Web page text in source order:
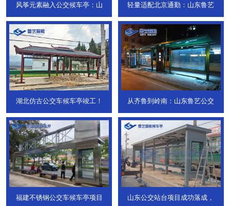
风筝元素融入公交候车亭：山 轻量适配北京通勤：山东鲁艺
湖北仿古公交车候车亭竣工！ 从齐鲁到岭南：山东鲁艺公交
福建不锈钢公交车候车亭项目 山东公交站台项目成功落成，